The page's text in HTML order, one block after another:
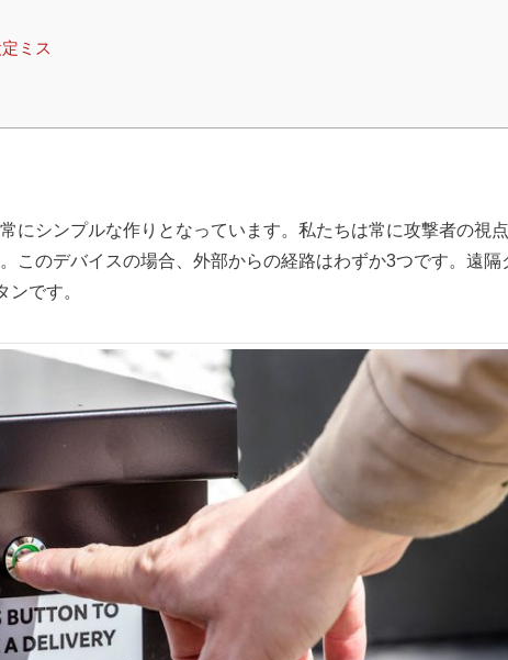
ミス
にシンプルな作りとなっています。私たちは常に攻撃者の視
このデバイスの場合、外部からの経路はわずか3つです。遠隔
ンです。